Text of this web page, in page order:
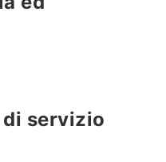
servizio